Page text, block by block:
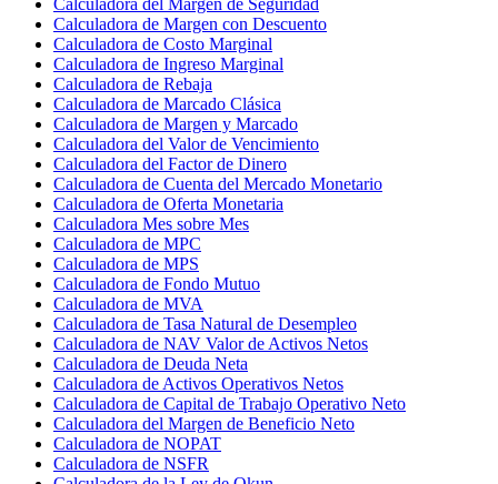
Calculadora de Margen con Descuento
Calculadora de Costo Marginal
Calculadora de Ingreso Marginal
Calculadora de Rebaja
Calculadora de Marcado Clásica
Calculadora de Margen y Marcado
Calculadora del Valor de Vencimiento
Calculadora del Factor de Dinero
Calculadora de Cuenta del Mercado Monetario
Calculadora de Oferta Monetaria
Calculadora Mes sobre Mes
Calculadora de MPC
Calculadora de MPS
Calculadora de Fondo Mutuo
Calculadora de MVA
Calculadora de Tasa Natural de Desempleo
Calculadora de NAV Valor de Activos Netos
Calculadora de Deuda Neta
Calculadora de Activos Operativos Netos
Calculadora de Capital de Trabajo Operativo Neto
Calculadora del Margen de Beneficio Neto
Calculadora de NOPAT
Calculadora de NSFR